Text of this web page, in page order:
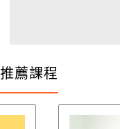
推薦課程